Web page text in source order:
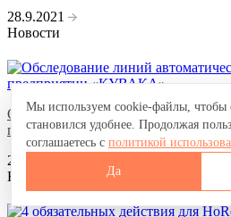
28.9.2021
Новости
Обследование линий
предприятии «КУВАКА»
20.9.2021
Новости
Мы используем cookie-файлы, чтобы
становился удобнее. Продолжая
соглашаетесь с политикой
Да